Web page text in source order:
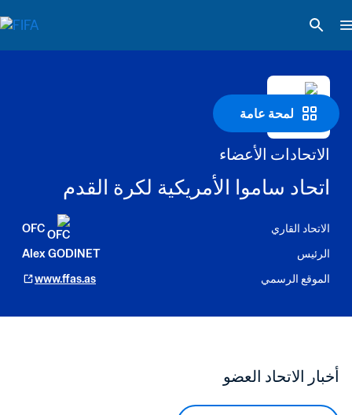
لمحة عامة
الاتحادات الأعضاء
اتحاد ساموا الأمريكية لكرة القدم
الاتحاد القاري
OFC
الرئيس
Alex GODINET
الموقع الرسمي
www.ffas.as
أخبار الاتحاد العضو